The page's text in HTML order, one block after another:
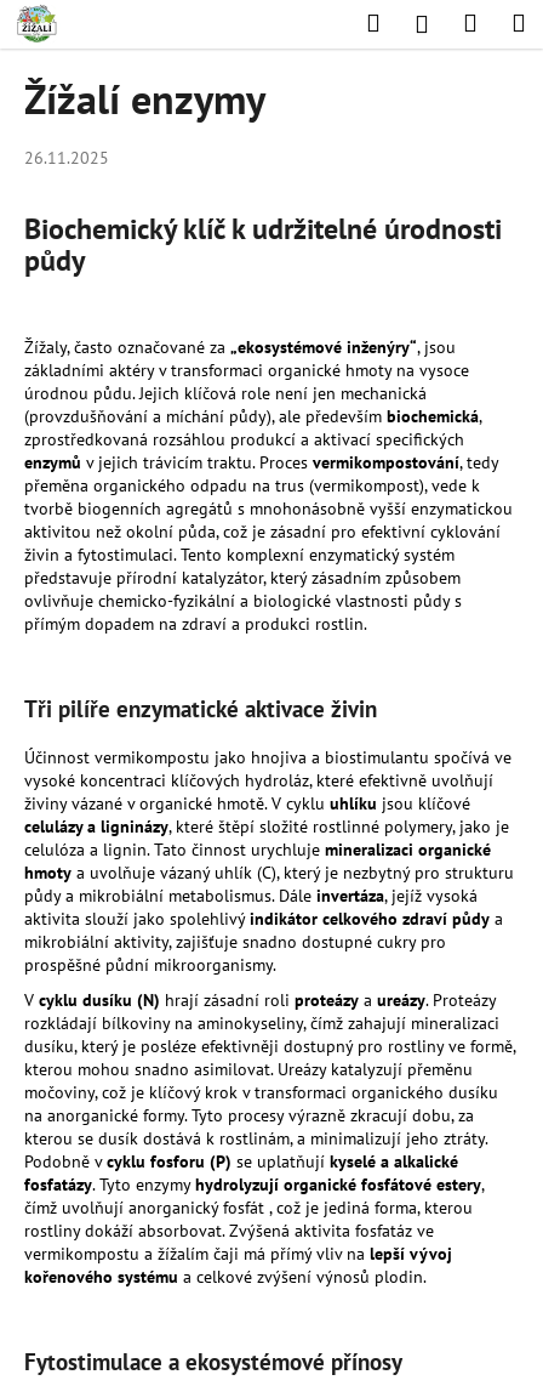
Přejít
obsah
HledatPřihlášení
Žížalí enzymy
26.11.2025
Biochemický klíč k udržitelné úrodnosti
půdy
Žížaly, často označované za „ekosystémové inženýry“, jsou
základními aktéry v transformaci organické hmoty na vysoce
úrodnou půdu. Jejich klíčová role není jen mechanická
(provzdušňování a míchání půdy), ale především biochemická,
zprostředkovaná rozsáhlou produkcí a aktivací specifických
enzymů v jejich trávicím traktu. Proces vermikompostování, tedy
přeměna organického odpadu na trus (vermikompost), vede k
tvorbě biogenních agregátů s mnohonásobně vyšší enzymatickou
aktivitou než okolní půda, což je zásadní pro efektivní cyklování
živin a fytostimulaci. Tento komplexní enzymatický systém
představuje přírodní katalyzátor, který zásadním způsobem
ovlivňuje chemicko-fyzikální a biologické vlastnosti půdy s
přímým dopadem na zdraví a produkci rostlin.
Tři pilíře enzymatické aktivace živin
Účinnost vermikompostu jako hnojiva a biostimulantu spočívá ve
vysoké koncentraci klíčových hydroláz, které efektivně uvolňují
živiny vázané v organické hmotě. V cyklu uhlíku jsou klíčové
celulázy a ligninázy, které štěpí složité rostlinné polymery, jako je
celulóza a lignin. Tato činnost urychluje mineralizaci organické
hmoty a uvolňuje vázaný uhlík (C), který je nezbytný pro strukturu
půdy a mikrobiální metabolismus. Dále invertáza, jejíž vysoká
aktivita slouží jako spolehlivýindikátor celkového zdraví půdy a
mikrobiální aktivity, zajišťuje snadno dostupné cukry pro
prospěšné půdní mikroorganismy.
V cyklu dusíku (N) hrají zásadní roli proteázy a ureázy. Proteázy
rozkládají bílkoviny na aminokyseliny, čímž zahajují mineralizaci
dusíku, který je posléze efektivněji dostupný pro rostliny ve formě,
kterou mohou snadno asimilovat. Ureázy katalyzují přeměnu
močoviny, což je klíčový krok v transformaci organického dusíku
na anorganické formy. Tyto procesy výrazně zkracují dobu, za
kterou se dusík dostává k rostlinám, a minimalizují jeho ztráty.
Podobně vcyklu fosforu (P) se uplatňují kyselé a alkalické
fosfatázy. Tyto enzymyhydrolyzují organické fosfátové estery,
čímž uvolňují anorganický fosfát , což je jediná forma, kterou
rostliny dokáží absorbovat. Zvýšená aktivita fosfatáz ve
vermikompostu a žížalím čaji má přímý vliv na lepší vývoj
kořenového systému a celkové zvýšení výnosů plodin.
Fytostimulace a ekosystémové přínosy
o
o
o
t
b
u
j
e
t
e
n
a
j
í
?
HLEDAT
D
o
p
o
r
u
č
u
j
e
m
e
1